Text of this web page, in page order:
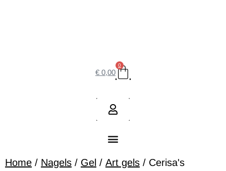
€ 0,00
0
Home / Nagels / Gel / Art gels / Cerisa's